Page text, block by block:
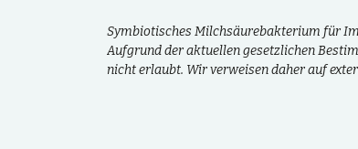
Symbiotisches Milchsäurebakterium für
Aufgrund der aktuellen gesetzlichen
nicht erlaubt. Wir verweisen daher auf